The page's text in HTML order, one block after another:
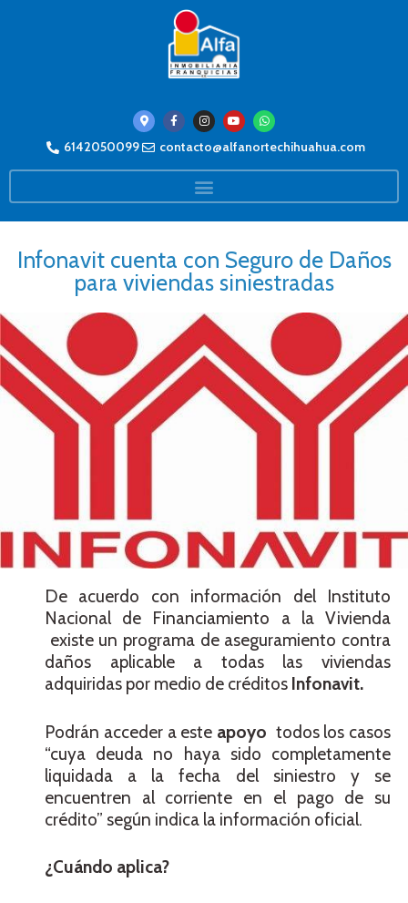
6142050099 contacto@alfanortechihuahua.com
Infonavit cuenta con Seguro de Daños
para viviendas siniestradas
De acuerdo con información del Instituto
Nacional de Financiamiento a la Vivienda
existe un programa de aseguramiento contra
daños aplicable a todas las viviendas
adquiridas por medio de créditos Infonavit.
Podrán acceder a este apoyo todos los casos
“cuya deuda no haya sido completamente
liquidada a la fecha del siniestro y se
encuentren al corriente en el pago de su
crédito” según indica la información oficial.
¿Cuándo aplica?